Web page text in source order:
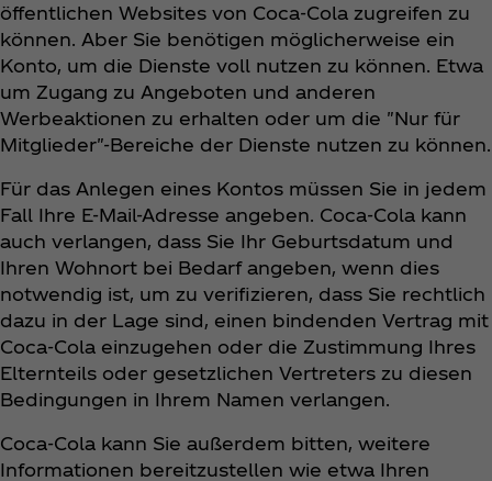
öffentlichen Websites von Coca‑Cola zugreifen zu
können. Aber Sie benötigen möglicherweise ein
Konto, um die Dienste voll nutzen zu können. Etwa
um Zugang zu Angeboten und anderen
Werbeaktionen zu erhalten oder um die "Nur für
Mitglieder"-Bereiche der Dienste nutzen zu können.
Für das Anlegen eines Kontos müssen Sie in jedem
Fall Ihre E-Mail-Adresse angeben. Coca‑Cola kann
auch verlangen, dass Sie Ihr Geburtsdatum und
Ihren Wohnort bei Bedarf angeben, wenn dies
notwendig ist, um zu verifizieren, dass Sie rechtlich
dazu in der Lage sind, einen bindenden Vertrag mit
Coca‑Cola einzugehen oder die Zustimmung Ihres
Elternteils oder gesetzlichen Vertreters zu diesen
Bedingungen in Ihrem Namen verlangen.
Coca‑Cola kann Sie außerdem bitten, weitere
Informationen bereitzustellen wie etwa Ihren